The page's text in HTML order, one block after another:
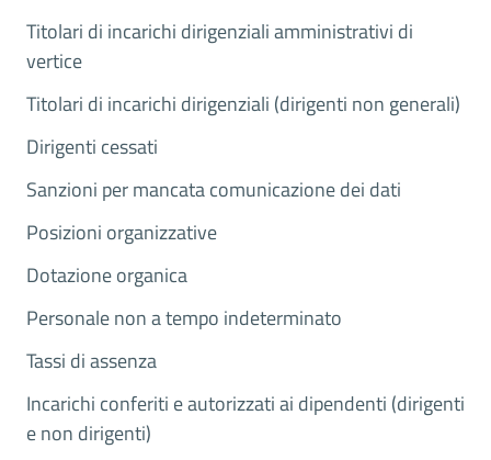
Titolari di incarichi dirigenziali amministrativi di
vertice
Titolari di incarichi dirigenziali (dirigenti non generali)
Dirigenti cessati
Sanzioni per mancata comunicazione dei dati
Posizioni organizzative
Dotazione organica
Personale non a tempo indeterminato
Tassi di assenza
Incarichi conferiti e autorizzati ai dipendenti (dirigenti
e non dirigenti)